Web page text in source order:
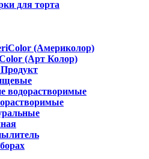
для торта
(Америколор)
(Арт Колор)
водорастворимые